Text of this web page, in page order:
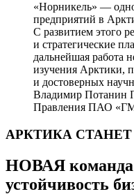
«Норникель» —
предприятий в
С развитием этого
и стратегические
дальнейшая работа
изучения Арктики,
и достоверных
Владимир Потанин
Правления ПАО
АРКТИКА СТАНЕТ
НОВАЯ команда
устойчивость